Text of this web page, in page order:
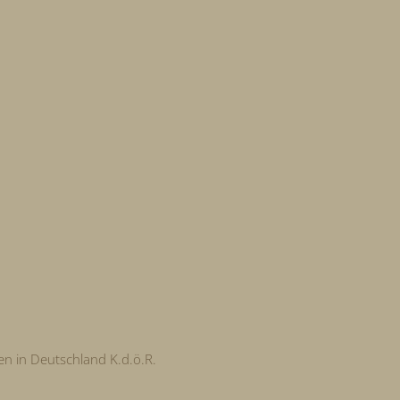
in Deutschland K.d.ö.R.